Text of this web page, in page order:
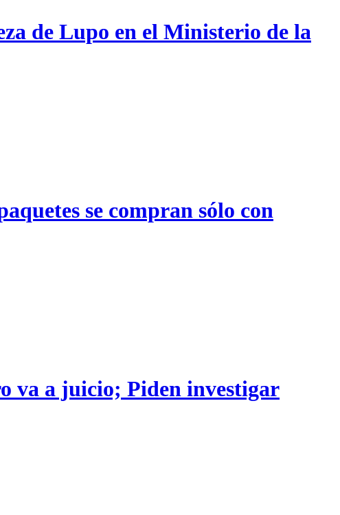
de Lupo en el Ministerio de la
se compran sólo con
va a juicio; Piden investigar